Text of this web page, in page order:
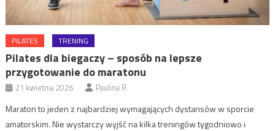
PILATES TRENING
Pilates dla biegaczy – sposób na lepsze
przygotowanie do maratonu
21 kwietnia 2026 Paulina R.
Maraton to jeden z najbardziej wymagających dystansów w sporcie
amatorskim. Nie wystarczy wyjść na kilka treningów tygodniowo i